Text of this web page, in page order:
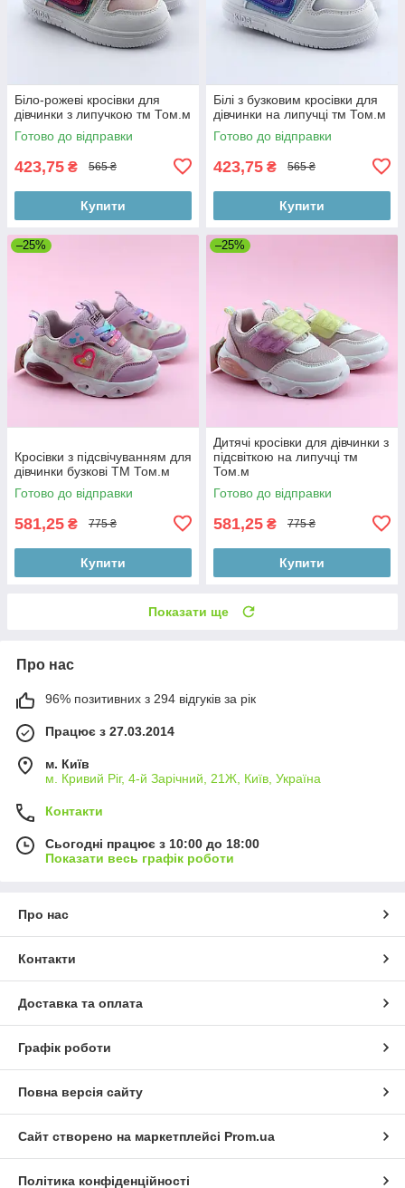
Біло-рожеві кросівки для
дівчинки з липучкою тм Том.м
Готово до відправки
423,75 ₴ 565 ₴
Купити
Білі з бузковим кросівки для
дівчинки на липучці тм Том.м
Готово до відправки
423,75 ₴ 565 ₴
Купити
–25%
Кросівки з підсвічуванням для
дівчинки бузкові ТМ Том.м
Готово до відправки
581,25 ₴ 775 ₴
Купити
–25%
Дитячі кросівки для дівчинки з
підсвіткою на липучці тм
Том.м
Готово до відправки
581,25 ₴ 775 ₴
Купити
Показати ще
Про нас
96% позитивних з 294 відгуків за рік
Працює з 27.03.2014
м. Київ
м. Кривий Ріг, 4-й Зарічний, 21Ж, Київ, Україна
Контакти
Сьогодні працює з 10:00 до 18:00
Показати весь графік роботи
Про нас
Контакти
Доставка та оплата
Графік роботи
Повна версія сайту
Сайт створено на маркетплейсі Prom.ua
Політика конфіденційності